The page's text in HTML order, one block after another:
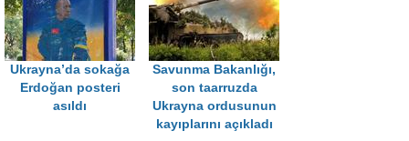
Ukrayna’da sokağa
Erdoğan posteri
asıldı
Savunma Bakanlığı,
son taarruzda
Ukrayna ordusunun
kayıplarını açıkladı